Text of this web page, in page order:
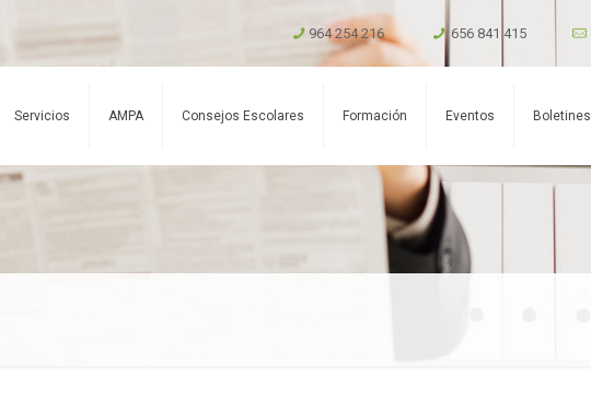
964 254 216 656 841 415
Servicios AMPA Consejos Escolares Formación Eventos Boletines